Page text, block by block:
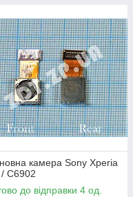
камера Sony Xperia
C6902
до відправки 4 од.